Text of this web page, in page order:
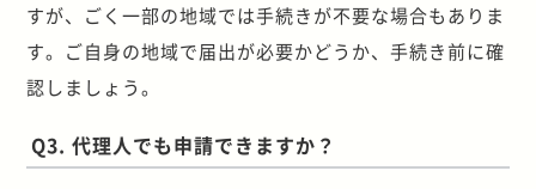
すが、ごく一部の地域では手続きが不要な場合もありま
す。ご自身の地域で届出が必要かどうか、手続き前に確
認しましょう。
Q3. 代理人でも申請できますか？